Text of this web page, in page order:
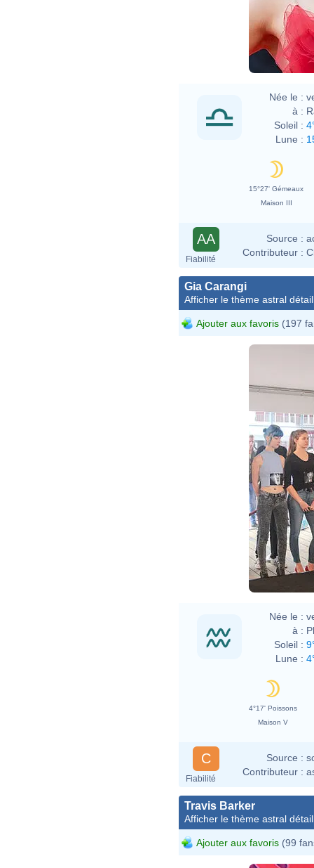
Née le :
à :
Soleil :
Lune :
15°27' Gémeaux
Maison III
AA
Fiabilité
Source :
Contributeur :
Gia Carangi
Afficher le thème astral
Ajouter aux favoris (197
Née le :
à :
Soleil :
Lune :
4°17' Poissons
Maison V
C
Fiabilité
Source :
Contributeur :
Travis Barker
Afficher le thème astral
Ajouter aux favoris (99